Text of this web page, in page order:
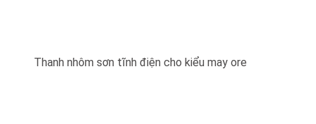
Thanh nhôm sơn tĩnh điện cho kiểu may ore